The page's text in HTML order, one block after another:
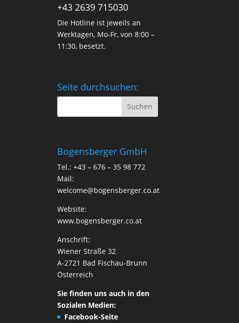
+43 2639 715030
Die Hotline ist jeweils an
Werktagen, Mo-Fr, von 8:00 –
11:30, besetzt.
Seite durchsuchen:
Bogensberger GmbH
Tel.: +43 – 676 – 35 98 772
Mail:
welcome@bogensberger.co.at
Website:
www.bogensberger.co.at
Anschrift:
Wiener Straße 32
A-2721 Bad Fischau-Brunn
Österreich
Sie finden uns auch in den
Sozialen Medien:
Facebook-Seite